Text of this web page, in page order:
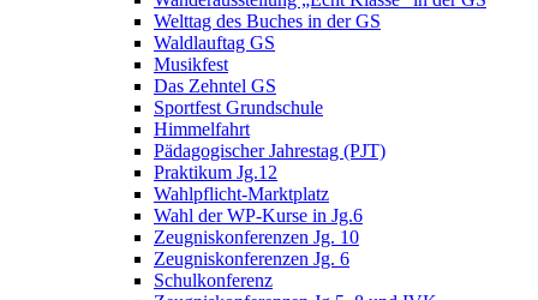
Welttag des Buches in der GS
Waldlauftag GS
Musikfest
Das Zehntel GS
Sportfest Grundschule
Himmelfahrt
Pädagogischer Jahrestag (PJT)
Praktikum Jg.12
Wahlpflicht-Marktplatz
Wahl der WP-Kurse in Jg.6
Zeugniskonferenzen Jg. 10
Zeugniskonferenzen Jg. 6
Schulkonferenz